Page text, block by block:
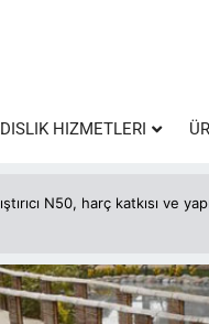
HIZMETLERI
N50, harç katkısı ve